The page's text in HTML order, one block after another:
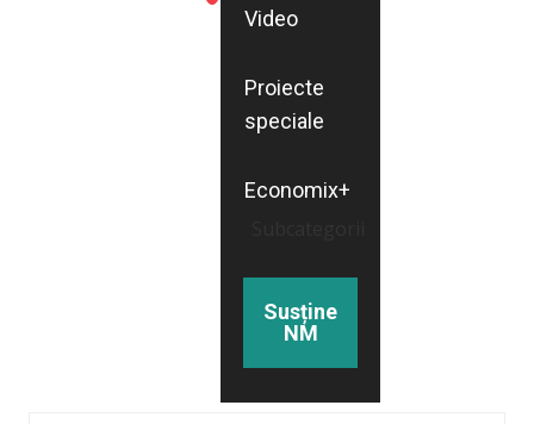
Video
Proiecte
speciale
Economix+
Susține
NM